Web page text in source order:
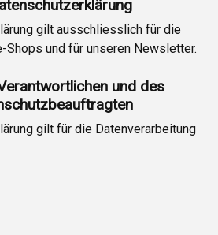
gilt ausschliesslich für die
Shops und für unseren Newsletter.
und des
gilt für die Datenverarbeitung